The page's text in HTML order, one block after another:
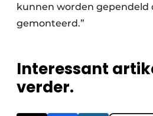
kunnen worden gependeld
gemonteerd.”
Interessant
verder.